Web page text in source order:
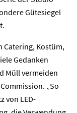
Gütesiegel
Catering, Kostüm,
Gedanken
Müll vermeiden
„So
von LED-